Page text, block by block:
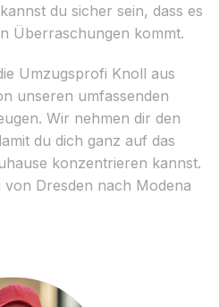
du sicher sein, dass es
Überraschungen kommt.
Umzugsprofi Knoll aus
unseren umfassenden
Wir nehmen dir den
du dich ganz auf das
konzentrieren kannst.
Dresden nach Modena